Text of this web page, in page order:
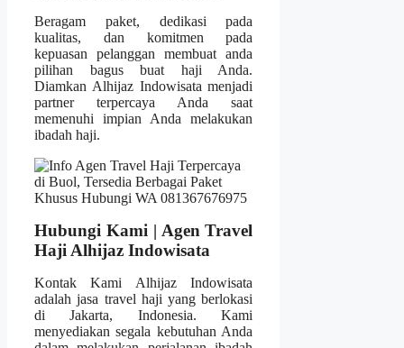
Beragam paket, dedikasi pada
kualitas, dan komitmen pada
kepuasan pelanggan membuat anda
pilihan bagus buat haji Anda.
Diamkan Alhijaz Indowisata menjadi
partner terpercaya Anda saat
memenuhi impian Anda melakukan
ibadah haji.
Hubungi Kami | Agen Travel
Haji Alhijaz Indowisata
Kontak Kami Alhijaz Indowisata
adalah jasa travel haji yang berlokasi
di Jakarta, Indonesia. Kami
menyediakan segala kebutuhan Anda